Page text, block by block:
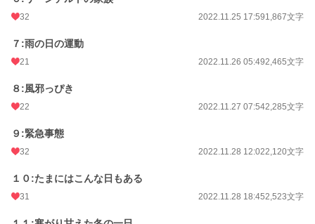
32 2022.11.25 17:591,867文字
７:雨の日の運動
21 2022.11.26 05:492,465文字
８:風邪っぴき
22 2022.11.27 07:542,285文字
９:緊急事態
32 2022.11.28 12:022,120文字
１０:たまにはこんな日もある
31 2022.11.28 18:452,523文字